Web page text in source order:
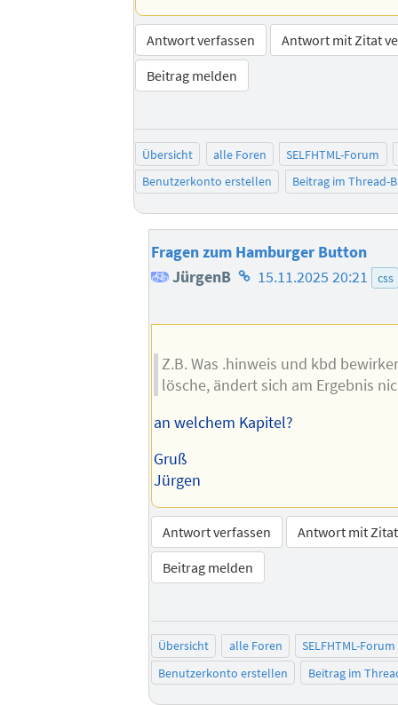
Antwort verfassen
Antwort mit Zitat
Beitrag melden
Übersicht alle Foren
SELFHTML-Forum
Benutzerkonto erstellen
Beitrag im Thread-
Fragen zum Hamburger Button
JürgenB Homepage
Autors
15.11.2025 20:21 css
Z.B. Was .hinweis und kbd
lösche, ändert sich am Ergebnis
an welchem Kapitel?
Gruß
Jürgen
Antwort verfassen
Antwort mit
Beitrag melden
Übersicht alle Foren
SELFHTML-Forum
Benutzerkonto erstellen
Beitrag im